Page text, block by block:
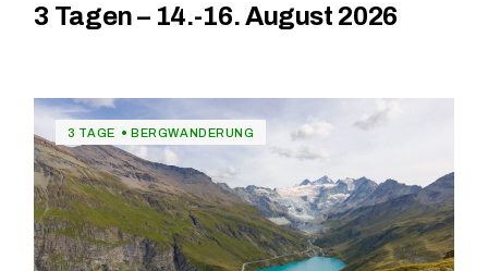
3 Tagen – 14.-16. August 2026
3 TAGE BERGWANDERUNG